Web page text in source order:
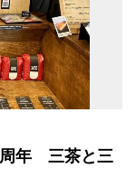
周年 三茶と三